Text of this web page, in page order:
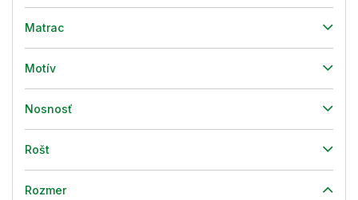
Matrac
Motív
Nosnosť
Rošt
Rozmer